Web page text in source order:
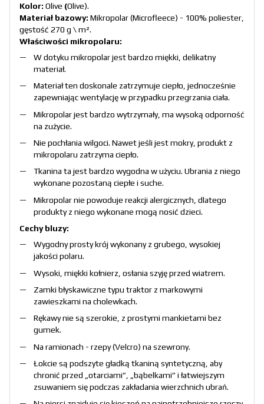
Kolor: Olive (Olive).
Materiał bazowy: Mikropolar (Microfleece) - 100% poliester,
gęstość 270 g \ m².
Właściwości mikropolaru:
W dotyku mikropolar jest bardzo miękki, delikatny
materiał.
Materiał ten doskonale zatrzymuje ciepło, jednocześnie
zapewniając wentylację w przypadku przegrzania ciała.
Mikropolar jest bardzo wytrzymały, ma wysoką odporność
na zużycie.
Nie pochłania wilgoci. Nawet jeśli jest mokry, produkt z
mikropolaru zatrzyma ciepło.
Tkanina ta jest bardzo wygodna w użyciu. Ubrania z niego
wykonane pozostaną ciepłe i suche.
Mikropolar nie powoduje reakcji alergicznych, dlatego
produkty z niego wykonane mogą nosić dzieci.
Cechy bluzy:
Wygodny prosty krój wykonany z grubego, wysokiej
jakości polaru.
Wysoki, miękki kołnierz, osłania szyję przed wiatrem.
Zamki błyskawiczne typu traktor z markowymi
zawieszkami na cholewkach.
Rękawy nie są szerokie, z prostymi mankietami bez
gumek.
Na ramionach - rzepy (Velcro) na szewrony.
Łokcie są podszyte gładką tkaniną syntetyczną, aby
chronić przed „otarciami”, „bąbelkami” i łatwiejszym
zsuwaniem się podczas zakładania wierzchnich ubrań.